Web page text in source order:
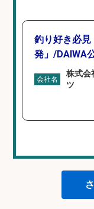
釣り好き必見
発」/DAIWA
会社名
株式会
ツ